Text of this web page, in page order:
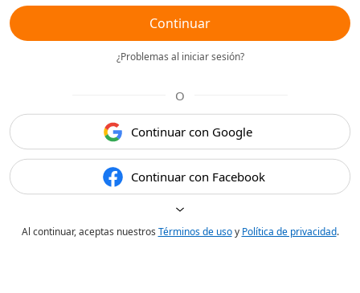
Continuar
¿Problemas al iniciar sesión?
O
Continuar con Google
Continuar con Facebook
Al continuar, aceptas nuestros Términos de usoy Política de privacidad.